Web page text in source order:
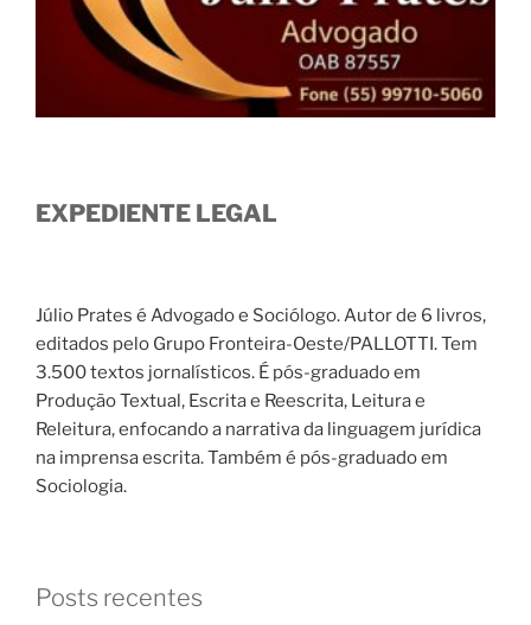
EXPEDIENTE LEGAL
Júlio Prates é Advogado e Sociólogo. Autor de 6 livros,
editados pelo Grupo Fronteira-Oeste/PALLOTTI. Tem
3.500 textos jornalísticos. É pós-graduado em
Produção Textual, Escrita e Reescrita, Leitura e
Releitura, enfocando a narrativa da linguagem jurídica
na imprensa escrita. Também é pós-graduado em
Sociologia.
Posts recentes